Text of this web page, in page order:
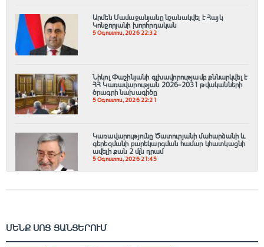
Արմեն Մամաջանյանը նշանակվել է Հայկ
Կոնջորյանի խորհրդական
5 Օգոստոս, 2026 22:32
Նիկոլ Փաշինյանի գլխավորությամբ քննարկվել է
ՀՀ Կառավարության 2026–2031 թվականների
ծրագրի նախագիծը
5 Օգոստոս, 2026 22:21
Կառավարությունը Ծատուրյանի մահարձանի և
գերեզմանի բարեկարգման համար կհատկացնի
ավելի քան 2 մլն դրամ
5 Օգոստոս, 2026 21:45
ՄԵՆՔ ՍՈՑ ՑԱՆՑԵՐՈՒՄ